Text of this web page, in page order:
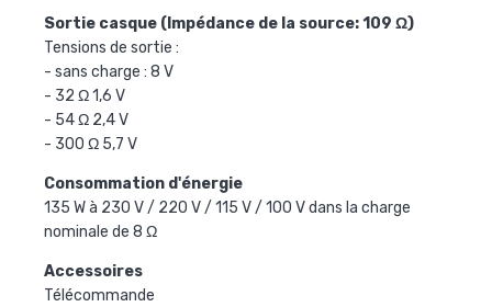
Sortie casque (Impédance de la source: 109 Ω)
Tensions de sortie :
- sans charge : 8 V
- 32 Ω 1,6 V
- 54 Ω 2,4 V
- 300 Ω 5,7 V
Consommation d'énergie
135 W à 230 V / 220 V / 115 V / 100 V dans la charge
nominale de 8 Ω
Accessoires
Télécommande